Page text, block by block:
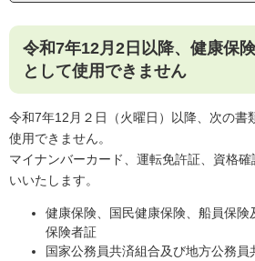
令和7年12月2日以降、健康保
として使用できません
令和7年12月２日（火曜日）以降、次の書
使用できません。
マイナンバーカード、運転免許証、資格
いいたします。
健康保険、国民健康保険、船員保険
保険者証
国家公務員共済組合及び地方公務